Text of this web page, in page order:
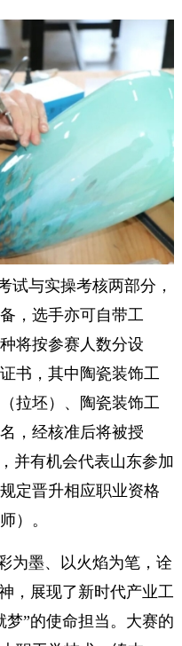
试与实操考核两部分，
，选手亦可自带工
将按参赛人数分设
书，其中陶瓷装饰工
拉坯）、陶瓷装饰工
，经核准后将被授
并有机会代表山东参加
定晋升相应职业资格
）。
为墨、以火焰为笔，诠
，展现了新时代产业工
梦”的使命担当。大赛的